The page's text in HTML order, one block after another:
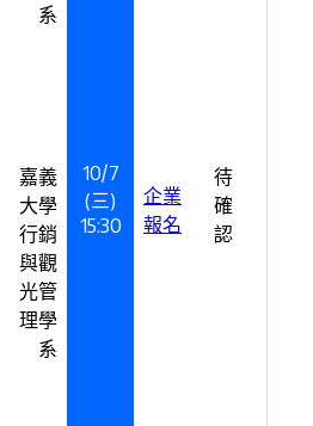
系
嘉義
大學
行銷
與觀
光管
理學
系
10/7
(三)
15:30
企業
報名
待
確
認